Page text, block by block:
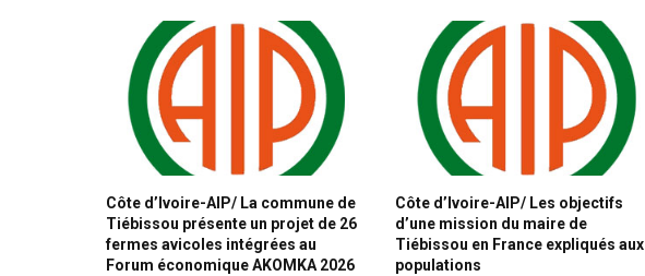
Côte d’Ivoire-AIP/ La commune de
Tiébissou présente un projet de 26
fermes avicoles intégrées au
Forum économique AKOMKA 2026
Côte d’Ivoire-AIP/ Les objectifs
d’une mission du maire de
Tiébissou en France expliqués aux
populations